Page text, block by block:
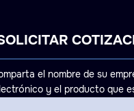
el nombre de su
y el producto que